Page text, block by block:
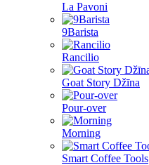
La Pavoni
9Barista
Rancilio
Goat Story Džīna
Pour-over
Morning
Smart Coffee Tools